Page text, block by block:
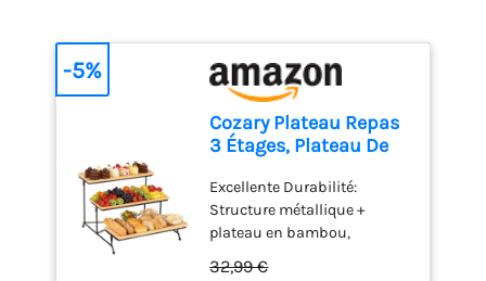
Cozary Plateau Repas
3 Étages, Plateau De
28.9x12.5x1.2cm,
Support Gateau,
Support en Métal Noir,
Plats Et Plateaux,
Excellente Durabilité:
Structure métallique +
plateau en bambou,
32,99 €
-5%